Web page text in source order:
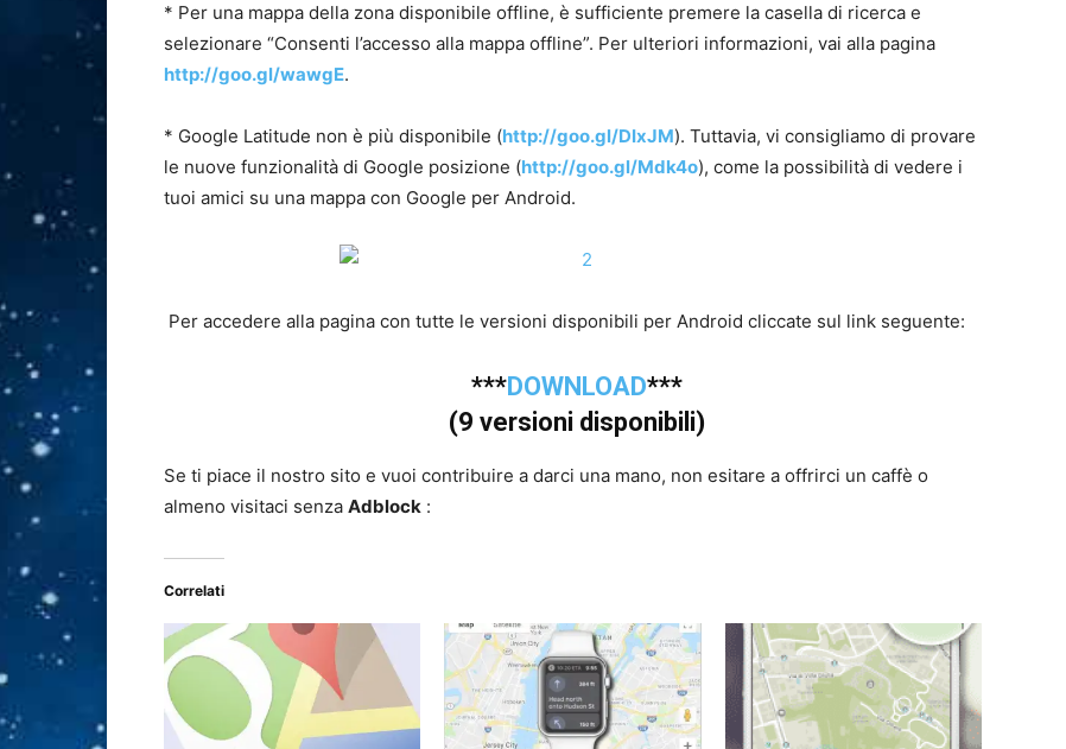
* Per una mappa della zona disponibile offline, è sufficiente premere la casella di ricerca e
selezionare “Consenti l’accesso alla mappa offline”. Per ulteriori informazioni, vai alla pagina
http://goo.gl/wawgE.
* Google Latitude non è più disponibile (http://goo.gl/DIxJM). Tuttavia, vi consigliamo di provare
le nuove funzionalità di Google posizione (http://goo.gl/Mdk4o), come la possibilità di vedere i
tuoi amici su una mappa con Google per Android.
Per accedere alla pagina con tutte le versioni disponibili per Android cliccate sul link seguente:
***DOWNLOAD***
(9 versioni disponibili)
Se ti piace il nostro sito e vuoi contribuire a darci una mano, non esitare a offrirci un caffè o
almeno visitaci senza Adblock :
Correlati